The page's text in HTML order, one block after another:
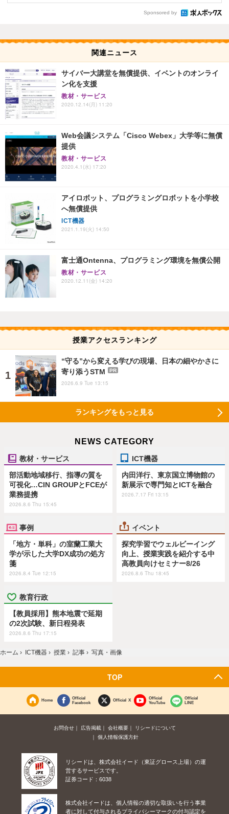
Sponsored by
関連ニュース
サイバー大講堂を無償提供、イベントのオンライ
ン化を支援
教材・サービス
2020.12.14(月) 11:20
Web会議システム「Cisco Webex」大学等に無償
提供
教材・サービス
2020.4.1(水) 17:20
アイロボット、プログラミングロボットを小学校
へ無償提供
ICT機器
2021.1.19(火) 14:50
富士通Ontenna、プログラミング環境を無償公開
教材・サービス
2020.12.11(金) 14:20
授業アクセスランキング
“守る”から変える学びの現場、日本の細やかさに
寄り添うSTM
PR
2026.6.9 Tue 13:15
ランキングをもっと見る
NEWS CATEGORY
教材・サービス
部活動地域移行、指導の質を
可視化…CIN GROUPとFCEが
業務提携
2026.8.6 Thu 15:45
ICT機器
内田洋行、東京国立博物館の
新展示で専門知とICTを融合
2026.7.17 Fri 13:15
事例
「地方・単科」の室蘭工業大
学が示した大学DX成功の処方
箋
2026.8.4 Tue 12:15
イベント
探究学習でウェルビーイング
向上、授業実践を紹介する中
高教員向けセミナー8/26
2026.8.6 Thu 18:45
教育行政
【教員採用】熊本地震で延期
の2次試験、新日程発表
2026.8.6 Thu 17:15
ホーム › ICT機器 › 授業 › 記事 › 写真・画像
TOP
Home
Official
Facebook
Official X
Official
YouTube
Official
LINE
お問合せ 広告掲載 会社概要
リシードについて
個人情報保護方針
リシードは、株式会社イード（東証グロース上場）の運
営するサービスです。
証券コード：6038
株式会社イードは、個人情報の適切な取扱いを行う事業
者に対して付与されるプライバシーマークの付与認定を